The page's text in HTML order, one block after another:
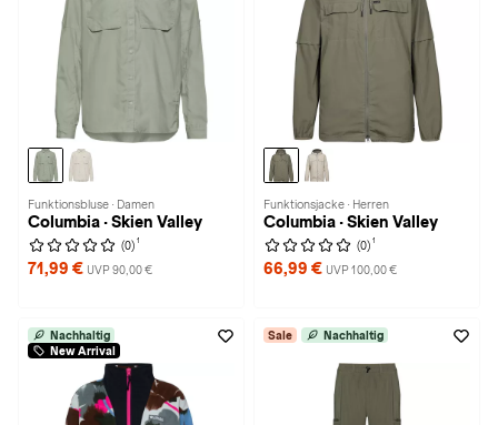
Funktionsbluse · Damen
Columbia · Skien Valley
(0) 1
71,99 € UVP 90,00 €
Funktionsjacke · Herren
Columbia · Skien Valley
(0) 1
66,99 € UVP 100,00 €
Nachhaltig
New Arrival
Sale Nachhaltig